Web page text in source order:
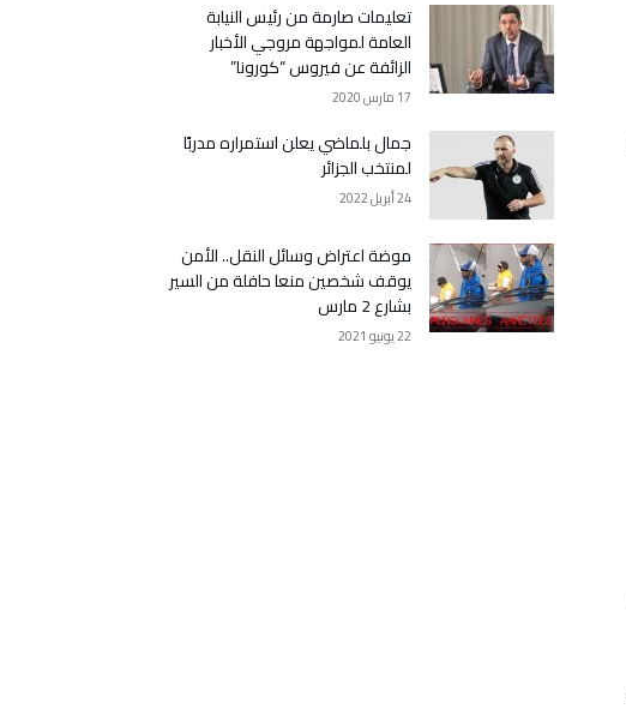
تعليمات صارمة من رئيس النيابة
العامة لمواجهة مروجي الأخبار
الزائفة عن فيروس “كورونا”
17 مارس 2020
جمال بلماضي يعلن استمراره مدربًا
لمنتخب الجزائر
24 أبريل 2022
موضة اعتراض وسائل النقل.. الأمن
يوقف شخصين منعا حافلة من السير
بشارع 2 مارس
22 يونيو 2021